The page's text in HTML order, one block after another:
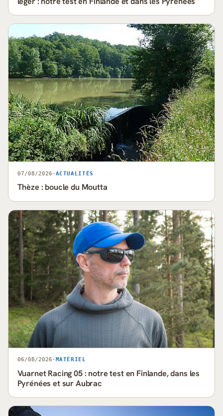
07/08/2026 · ACTUALITÉS
Thèze : boucle du Moutta
06/08/2026 · MATÉRIEL
Vuarnet Racing 05 : notre test en Finlande, dans les
Pyrénées et sur Aubrac